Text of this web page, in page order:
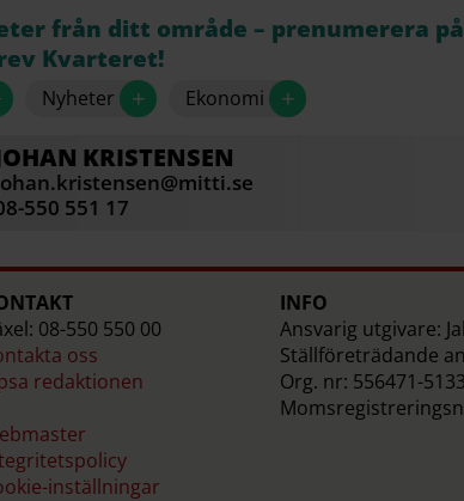
från ditt område – prenumerera
Kvarteret!
Nyheter + Ekonomi +
KRISTENSEN
550 551 17
08-550 550 00
oss
redaktionen
inställningar
INFO
Ansvarig utgivare:
Ställföreträdande
Org. nr: 556471-5133